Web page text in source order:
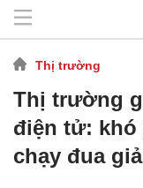
Thị trường
Thị trường
điện tử: khó
chạy đua